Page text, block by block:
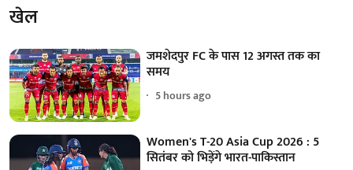
खेल
जमशेदपुर FC के पास 12 अगस्त तक का
समय
5 hours ago
Women's T-20 Asia Cup 2026 : 5
सितंबर को भिड़ेंगे भारत-पाकिस्तान